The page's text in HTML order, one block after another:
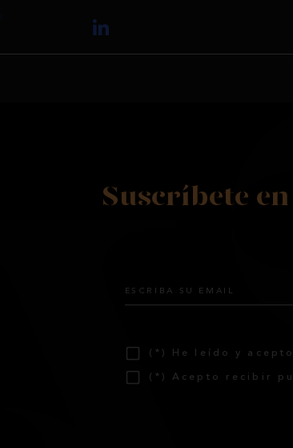
Suscríbete
(*) He leído y
(*) Acepto recibir